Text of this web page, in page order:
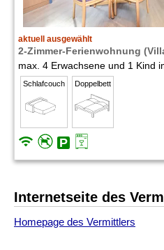
aktuell ausgewählt
2-Zimmer-Ferienwohnung
max. 4 Erwachsene und 1 Kind
Schlafcouch Doppelbett
Internetseite des
Homepage des Vermittlers